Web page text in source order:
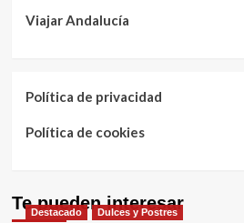
Viajar Andalucía
Política de privacidad
Política de cookies
Te pueden interesar
Destacado Dulces y Postres